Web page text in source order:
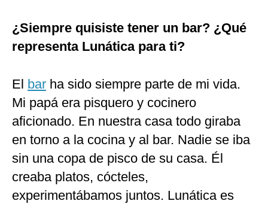
¿Siempre quisiste tener un bar? ¿Qué
representa Lunática para ti?
El bar ha sido siempre parte de mi vida.
Mi papá era pisquero y cocinero
aficionado. En nuestra casa todo giraba
en torno a la cocina y al bar. Nadie se iba
sin una copa de pisco de su casa. Él
creaba platos, cócteles,
experimentábamos juntos. Lunática es